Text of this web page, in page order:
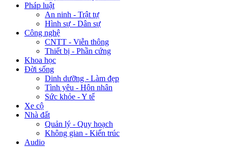
Pháp luật
An ninh - Trật tự
Hình sự - Dân sự
Công nghệ
CNTT - Viễn thông
Thiết bị - Phần cứng
Khoa học
Đời sống
Dinh dưỡng - Làm đẹp
Tình yêu - Hôn nhân
Sức khỏe - Y tế
Xe cộ
Nhà đất
Quản lý - Quy hoạch
Không gian - Kiến trúc
Audio